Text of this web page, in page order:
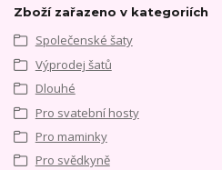
Zboží zařazeno v kategoriích
Společenské šaty
Výprodej šatů
Dlouhé
Pro svatební hosty
Pro maminky
Pro svědkyně